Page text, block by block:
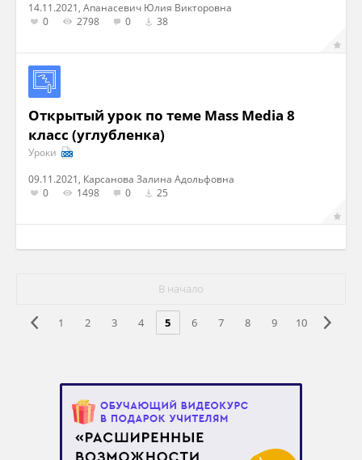
14.11.2021, Апанасевич Юлия Викторовна
0
2798 0 38
Открытый урок по теме Mass Media 8
класс (углубленка)
Уроки
09.11.2021, Карсанова Залина Адольфовна
0
1498 0 25
В начало
1 2 3 4 5 6 7 8 9 10